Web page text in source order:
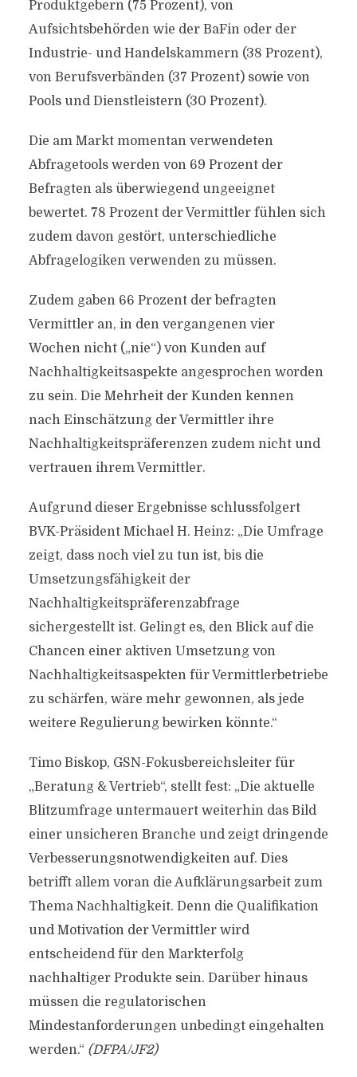
Produktgebern (75 Prozent), von
Aufsichtsbehörden wie der BaFin oder der
Industrie- und Handelskammern (38 Prozent),
von Berufsverbänden (37 Prozent) sowie von
Pools und Dienstleistern (30 Prozent).
Die am Markt momentan verwendeten
Abfragetools werden von 69 Prozent der
Befragten als überwiegend ungeeignet
bewertet. 78 Prozent der Vermittler fühlen sich
zudem davon gestört, unterschiedliche
Abfragelogiken verwenden zu müssen.
Zudem gaben 66 Prozent der befragten
Vermittler an, in den vergangenen vier
Wochen nicht („nie“) von Kunden auf
Nachhaltigkeitsaspekte angesprochen worden
zu sein. Die Mehrheit der Kunden kennen
nach Einschätzung der Vermittler ihre
Nachhaltigkeitspräferenzen zudem nicht und
vertrauen ihrem Vermittler.
Aufgrund dieser Ergebnisse schlussfolgert
BVK-Präsident Michael H. Heinz: „Die Umfrage
zeigt, dass noch viel zu tun ist, bis die
Umsetzungsfähigkeit der
Nachhaltigkeitspräferenzabfrage
sichergestellt ist. Gelingt es, den Blick auf die
Chancen einer aktiven Umsetzung von
Nachhaltigkeitsaspekten für Vermittlerbetriebe
zu schärfen, wäre mehr gewonnen, als jede
weitere Regulierung bewirken könnte.“
Timo Biskop, GSN-Fokusbereichsleiter für
„Beratung & Vertrieb“, stellt fest: „Die aktuelle
Blitzumfrage untermauert weiterhin das Bild
einer unsicheren Branche und zeigt dringende
Verbesserungsnotwendigkeiten auf. Dies
betrifft allem voran die Aufklärungsarbeit zum
Thema Nachhaltigkeit. Denn die Qualifikation
und Motivation der Vermittler wird
entscheidend für den Markterfolg
nachhaltiger Produkte sein. Darüber hinaus
müssen die regulatorischen
Mindestanforderungen unbedingt eingehalten
werden.“ (DFPA/JF2)